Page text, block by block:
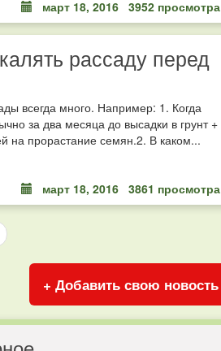
март 18, 2016 3952 просмотра
рассаду перед
всегда много. Например: 1. Когда
за два месяца до высадки в грунт +
на прорастание семян.2. В каком...
март 18, 2016 3861 просмотра
+ Добавить свою новость